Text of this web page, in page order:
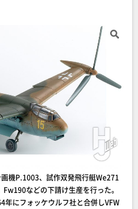
機P.1003、試作双発飛行艇We271
などの下請け生産を行った。
年にフォッケウルフ社と合併しVFW